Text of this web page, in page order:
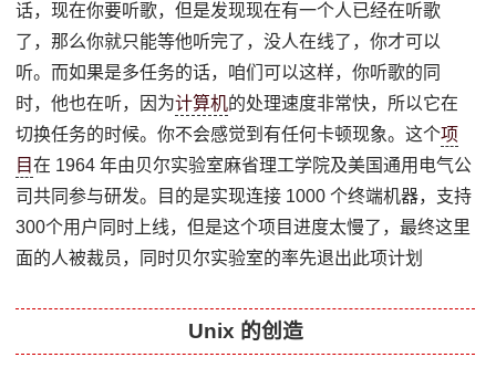
话，现在你要听歌，但是发现现在有一个人已经在听歌
了，那么你就只能等他听完了，没人在线了，你才可以
听。而如果是多任务的话，咱们可以这样，你听歌的同
时，他也在听，因为计算机的处理速度非常快，所以它在
切换任务的时候。你不会感觉到有任何卡顿现象。这个项
目在 1964 年由贝尔实验室麻省理工学院及美国通用电气公
司共同参与研发。目的是实现连接 1000 个终端机器，支持
300个用户同时上线，但是这个项目进度太慢了，最终这里
面的人被裁员，同时贝尔实验室的率先退出此项计划
Unix 的创造